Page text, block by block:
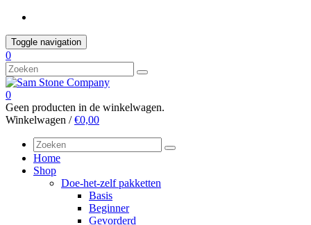
Skip
content
Toggle navigation
0
0
Geen producten in de winkelwagen.
Winkelwagen /€0,00
Home
Shop
Doe-het-zelf pakketten
Basis
Beginner
Gevorderd